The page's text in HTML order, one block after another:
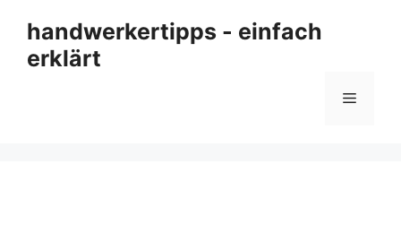
Inhalt
springen
handwerkertipps - einfach
erklärt
Menü